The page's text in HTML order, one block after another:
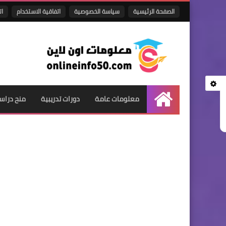
الصفحة الرئيسية سياسة الخصوصية اتفاقية الاستخدام
الرئيسية
معلومات عامة دورات تدريبية منح